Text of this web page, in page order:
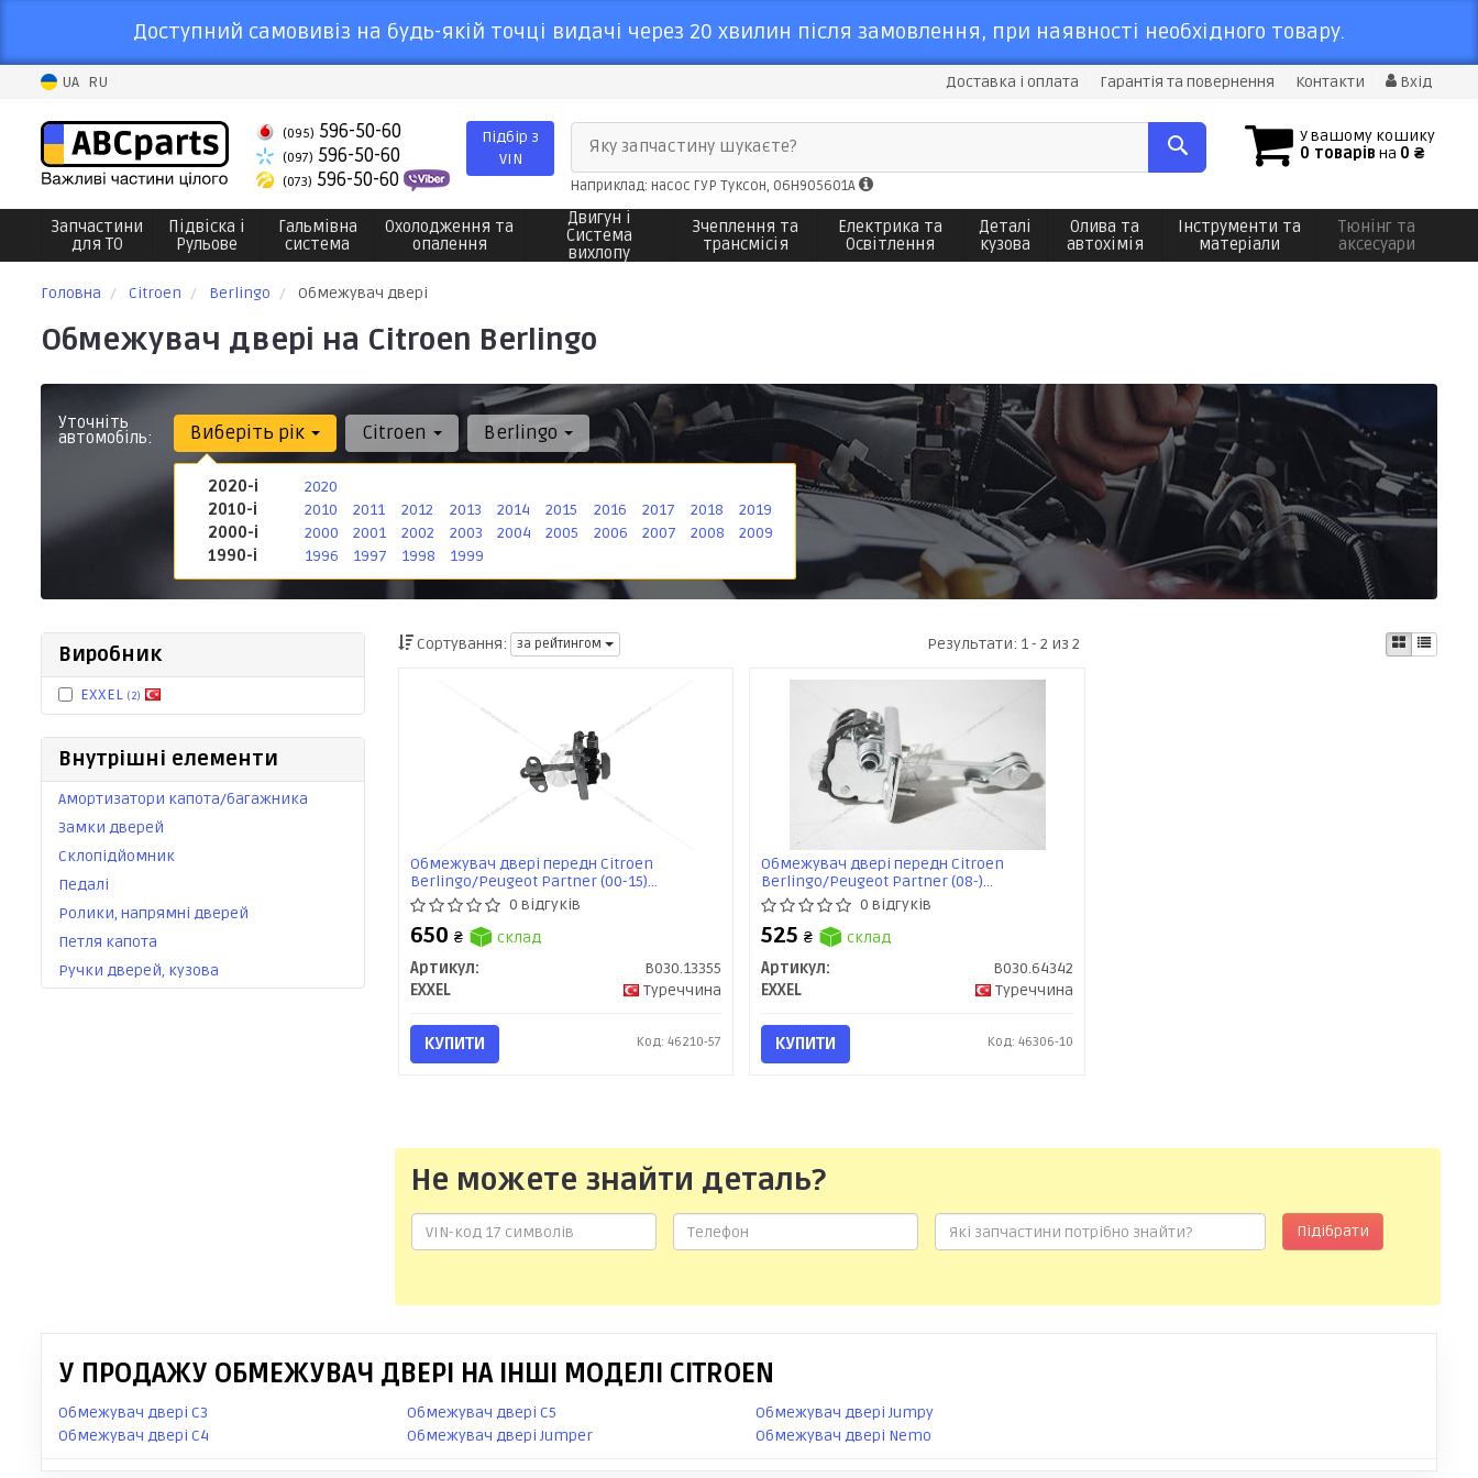
Доступний самовивіз на будь-якій точці видачі через 20 хвилин після замовлення, при наявності необхідного товару.
UA RU Доставка і оплата Гарантія та повернення Контакти Вхід
(095) 596-50-60
(097) 596-50-60
(073) 596-50-60
Підбір з
VIN
У вашому кошику
0 товарів на 0 ₴
Яку запчастину шукаєте?
Наприклад: насос ГУР Туксон, 06H905601A
Запчастини
для ТО
Підвіска і
Рульове
Гальмівна
система
Охолодження та
опалення
Двигун і
Система
вихлопу
Зчеплення та
трансмісія
Електрика та
Освітлення
Деталі
кузова
Олива та
автохімія
Інструменти та
матеріали
Тюнінг та
аксесуари
Головна Citroen Berlingo Обмежувач двері
Обмежувач двері на Citroen Berlingo
Уточніть
автомобіль: Виберіть рік
2020-і
2020
2010-і
2010 2011 2012 2013 2014 2015 2016 2017 2018
2019
2000-і
2000 2001 2002 2003 2004 2005 2006 2007 2008
2009
1990-і
1996 1997 1998 1999
Citroen Berlingo
Виробник
EXXEL (2)
Внутрішні елементи
Амортизатори капота/багажника
Замки дверей
Склопідйомник
Педалі
Ролики, напрямні дверей
Петля капота
Ручки дверей, кузова
Сортування: за рейтингом Результати: 1 - 2 из 2
Обмежувач двері передн Citroen
Berlingo/Peugeot Partner (00-15)
(B030.13355) EXXEL0 відгуків
650 ₴
склад
Артикул:
B030.13355
EXXEL
Туреччина
КУПИТИ Код: 46210-57
Обмежувач двері передн Citroen
Berlingo/Peugeot Partner (08-)
(B030.64342) EXXEL0 відгуків
525₴
склад
Артикул:
B030.64342
EXXEL
Туреччина
КУПИТИ Код: 46306-10
Не можете знайти деталь?
Підібрати
У ПРОДАЖУ ОБМЕЖУВАЧ ДВЕРІ НА ІНШІ МОДЕЛІ CITROEN
Обмежувач двері C3
Обмежувач двері C4
Обмежувач двері C5
Обмежувач двері Jumper
Обмежувач двері Jumpy
Обмежувач двері Nemo